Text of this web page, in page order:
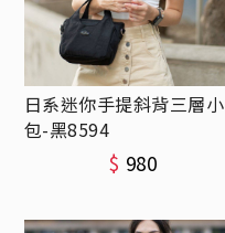
日系迷你手提斜背三層小
包-黑8594
$ 980